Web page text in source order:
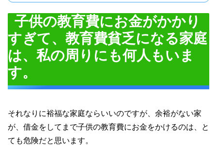
子供の教育費にお金がかかり
すぎて、教育費貧乏になる家庭
は、私の周りにも何人もいま
す。
それなりに裕福な家庭ならいいのですが、余裕がない家
が、借金をしてまで子供の教育費にお金をかけるのは、と
ても危険だと思います。